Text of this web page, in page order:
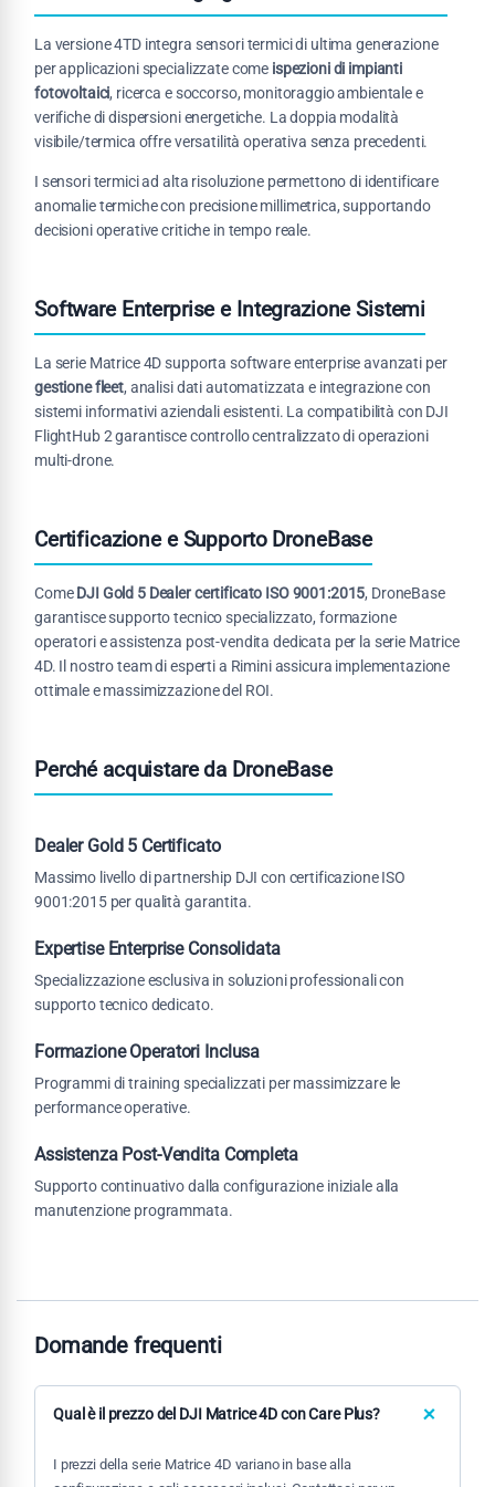
La versione 4TD integra sensori termici di ultima generazione
per applicazioni specializzate come ispezioni di impianti
fotovoltaici, ricerca e soccorso, monitoraggio ambientale e
verifiche di dispersioni energetiche. La doppia modalità
visibile/termica offre versatilità operativa senza precedenti.
I sensori termici ad alta risoluzione permettono di identificare
anomalie termiche con precisione millimetrica, supportando
decisioni operative critiche in tempo reale.
Software Enterprise e Integrazione Sistemi
La serie Matrice 4D supporta software enterprise avanzati per
gestione fleet, analisi dati automatizzata e integrazione con
sistemi informativi aziendali esistenti. La compatibilità con DJI
FlightHub 2 garantisce controllo centralizzato di operazioni
multi-drone.
Certificazione e Supporto DroneBase
ComeDJI Gold 5 Dealer certificato ISO 9001:2015, DroneBase
garantisce supporto tecnico specializzato, formazione
operatori e assistenza post-vendita dedicata per la serie Matrice
4D. Il nostro team di esperti a Rimini assicura implementazione
ottimale e massimizzazione del ROI.
Perché acquistare da DroneBase
Dealer Gold 5 Certificato
Massimo livello di partnership DJI con certificazione ISO
9001:2015 per qualità garantita.
Expertise Enterprise Consolidata
Specializzazione esclusiva in soluzioni professionali con
supporto tecnico dedicato.
Formazione Operatori Inclusa
Programmi di training specializzati per massimizzare le
performance operative.
Assistenza Post-Vendita Completa
Supporto continuativo dalla configurazione iniziale alla
manutenzione programmata.
Domande frequenti
Qual è il prezzo del DJI Matrice 4D con Care Plus?
I prezzi della serie Matrice 4D variano in base alla